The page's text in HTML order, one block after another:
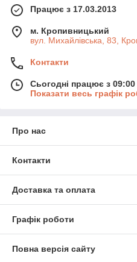
Працює з 17.03.2013
м. Кропивницький
вул. Михайлівська, 83,
Контакти
Сьогодні працює з
Показати весь графік
Про нас
Контакти
Доставка та оплата
Графік роботи
Повна версія сайту